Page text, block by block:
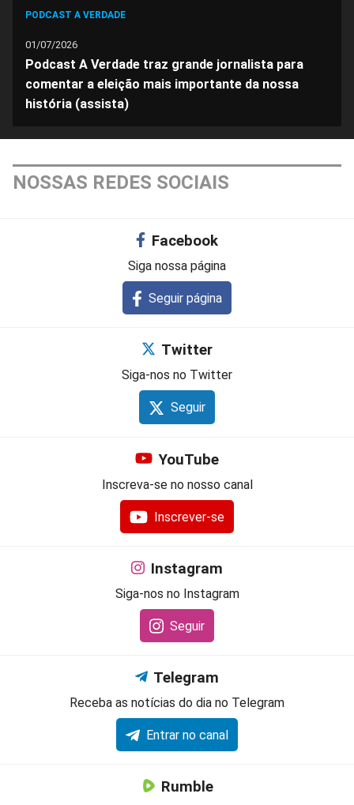
PODCAST A VERDADE
01/07/2026
Podcast A Verdade traz grande jornalista para
comentar a eleição mais importante da nossa
história (assista)
NOSSAS REDES SOCIAIS
Facebook
Siga nossa página
Seguir página
Twitter
Siga-nos no Twitter
Seguir
YouTube
Inscreva-se no nosso canal
Inscrever-se
Instagram
Siga-nos no Instagram
Seguir
Telegram
Receba as notícias do dia no Telegram
Entrar no canal
Rumble